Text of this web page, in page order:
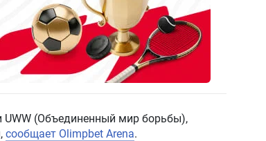
(Объединенный мир борьбы),
сообщает Olimpbet Arena.